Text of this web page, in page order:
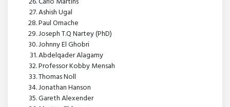
Ashish Ugal
Paul Omache
Joseph T.Q Nartey (PhD)
Johnny El Ghobri
Abdelqader Alagamy
Professor Kobby Mensah
Thomas Noll
Jonathan Hanson
Gareth Alexender